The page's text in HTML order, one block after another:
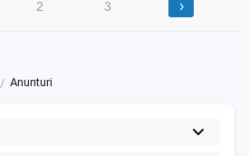
2 3 ›
Anunturi